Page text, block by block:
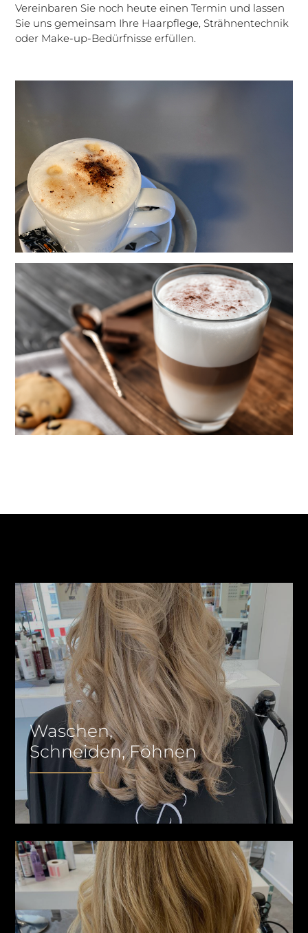
Vereinbaren Sie noch heute einen Termin und lassen
Sie uns gemeinsam Ihre Haarpflege, Strähnentechnik
oder Make-up-Bedürfnisse erfüllen.
Waschen,
Schneiden, Föhnen